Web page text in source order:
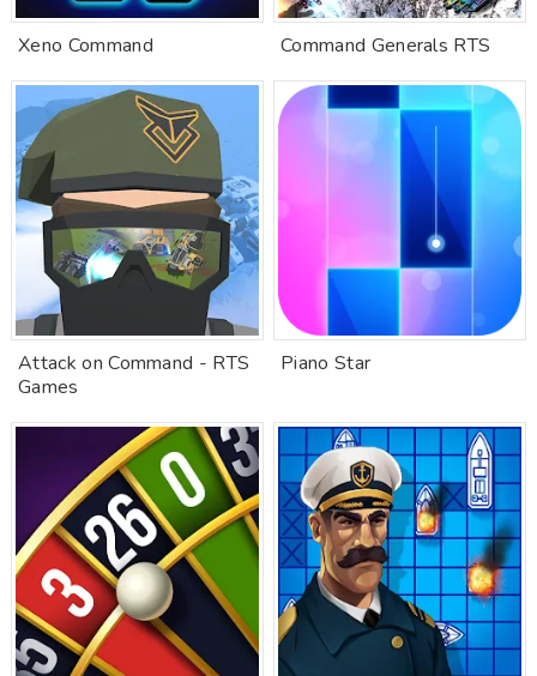
Xeno Command Command Generals RTS
Attack on Command - RTS
Games
Piano Star